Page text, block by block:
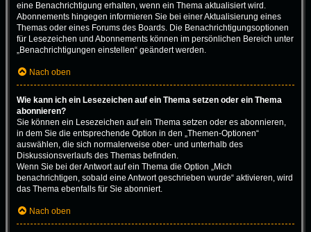
eine Benachrichtigung erhalten, wenn ein Thema aktualisiert wird.
Abonnements hingegen informieren Sie bei einer Aktualisierung eines
Themas oder eines Forums des Boards. Die Benachrichtigungsoptionen
für Lesezeichen und Abonnements können im persönlichen Bereich unter
„Benachrichtigungen einstellen“ geändert werden.
Nach oben
Wie kann ich ein Lesezeichen auf ein Thema setzen oder ein Thema
abonnieren?
Sie können ein Lesezeichen auf ein Thema setzen oder es abonnieren,
in dem Sie die entsprechende Option in den „Themen-Optionen“
auswählen, die sich normalerweise ober- und unterhalb des
Diskussionsverlaufs des Themas befinden.
Wenn Sie bei der Antwort auf ein Thema die Option „Mich
benachrichtigen, sobald eine Antwort geschrieben wurde“ aktivieren, wird
das Thema ebenfalls für Sie abonniert.
Nach oben